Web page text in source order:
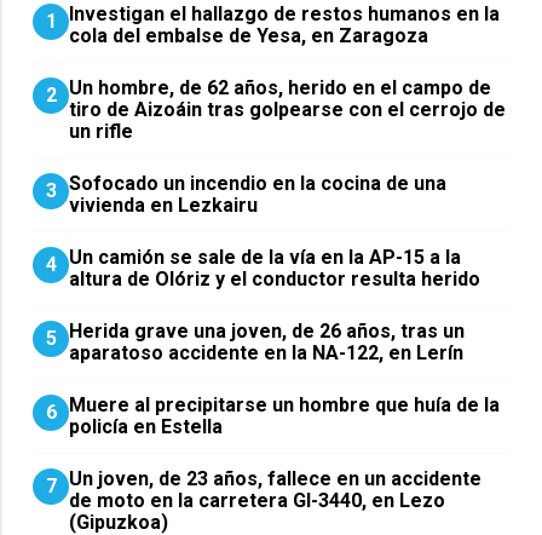
1
Investigan el hallazgo de restos humanos en la
cola del embalse de Yesa, en Zaragoza
2 Un hombre, de 62 años, herido en el campo de
tiro de Aizoáin tras golpearse con el cerrojo de
un rifle
3 Sofocado un incendio en la cocina de una
vivienda en Lezkairu
4 Un camión se sale de la vía en la AP-15 a la
altura de Olóriz y el conductor resulta herido
5 Herida grave una joven, de 26 años, tras un
aparatoso accidente en la NA-122, en Lerín
6 Muere al precipitarse un hombre que huía de la
policía en Estella
7 Un joven, de 23 años, fallece en un accidente
de moto en la carretera GI-3440, en Lezo
(Gipuzkoa)